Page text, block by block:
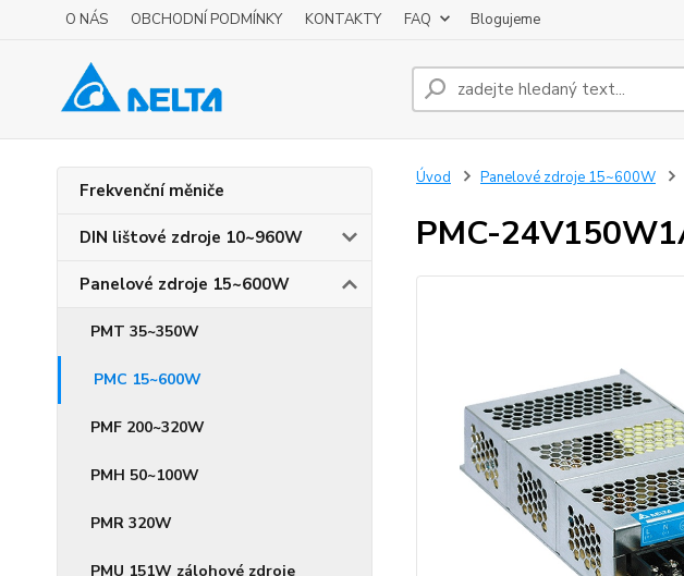
O NÁS OBCHODNÍ PODMÍNKY KONTAKTY FAQ Blogujeme
Frekvenční měniče
DIN lištové zdroje 10~960W
Panelové zdroje 15~600W
PMT 35~350W
PMC 15~600W
PMF 200~320W
PMH 50~100W
PMR 320W
PMU 151W zálohové zdroje
Úvod Panelové zdroje 15~600W
PMC-